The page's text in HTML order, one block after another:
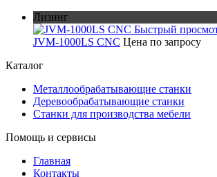
Лизинг
Быстрый
JVM-1000LS CNC Цена по запросу
Каталог
Металлообрабатывающие станки
Деревообрабатывающие станки
Станки для производства мебели
Помощь и сервисы
Главная
Контакты